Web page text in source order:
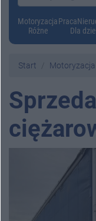
MotoryzacjaPraca
Różne
Dla
Start Motoryzacja